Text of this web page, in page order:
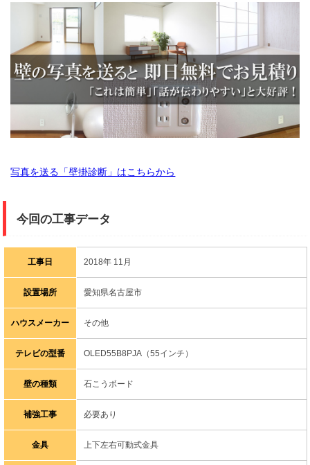
写真を送る「壁掛診断」はこちらから
今回の工事データ
工事日 2018年 11月
設置場所 愛知県名古屋市
ハウスメーカー その他
テレビの型番 OLED55B8PJA（55インチ）
壁の種類 石こうボード
補強工事 必要あり
金具 上下左右可動式金具